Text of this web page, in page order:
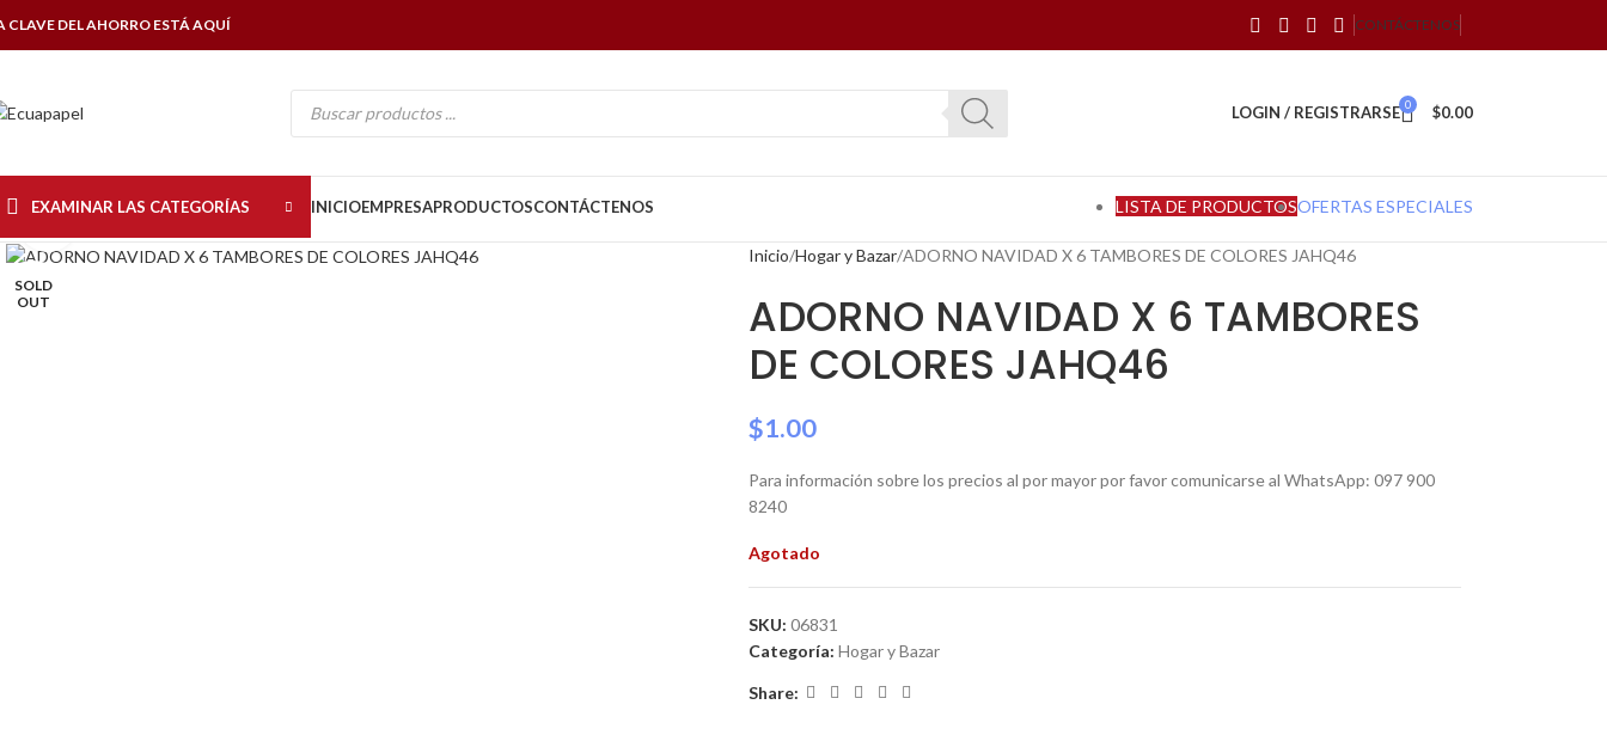
CLAVE DEL AHORRO ESTÁ AQUÍ CONTÁCTENOS
LOGIN / REGISTRARSE 0 $0.00
EXAMINAR LAS CATEGORÍAS INICIOEMPRESAPRODUCTOSCONTÁCTENOS LISTA DE PRODUCTOSOFERTAS ESPECIALES
SOLD
OUT
Inicio Hogar y Bazar ADORNO NAVIDAD X 6 TAMBORES DE COLORES JAHQ46
ADORNO NAVIDAD X 6 TAMBORES
DE COLORES JAHQ46
$1.00
Para información sobre los precios al por mayor por favor comunicarse al WhatsApp: 097 900
8240
Agotado
SKU: 06831
Categoría: Hogar y Bazar
Share: